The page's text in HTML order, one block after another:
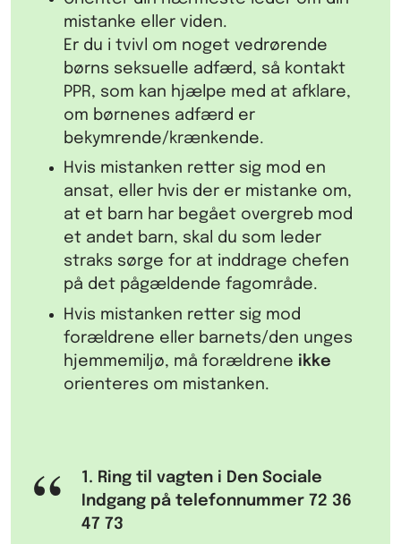
mistanke eller viden.
Er du i tvivl om noget vedrørende
børns seksuelle adfærd, så kontakt
PPR, som kan hjælpe med at afklare,
om børnenes adfærd er
bekymrende/krænkende.
Hvis mistanken retter sig mod en
ansat, eller hvis der er mistanke om,
at et barn har begået overgreb mod
et andet barn, skal du som leder
straks sørge for at inddrage chefen
på det pågældende fagområde.
Hvis mistanken retter sig mod
forældrene eller barnets/den unges
hjemmemiljø, må forældrene ikke
orienteres om mistanken.
1. Ring til vagten i Den Sociale
Indgang på telefonnummer 72 36
47 73